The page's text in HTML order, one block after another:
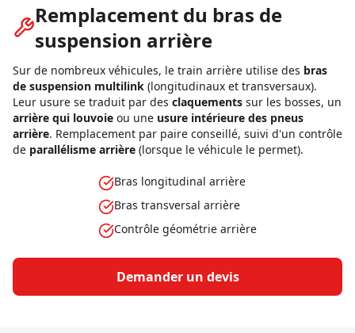
Remplacement du bras de
suspension arrière
Sur de nombreux véhicules, le train arrière utilise des bras
de suspension multilink (longitudinaux et transversaux).
Leur usure se traduit par des claquements sur les bosses, un
arrière qui louvoie ou une usure intérieure des pneus
arrière. Remplacement par paire conseillé, suivi d'un contrôle
de parallélisme arrière (lorsque le véhicule le permet).
Bras longitudinal arrière
Bras transversal arrière
Contrôle géométrie arrière
Demander un devis